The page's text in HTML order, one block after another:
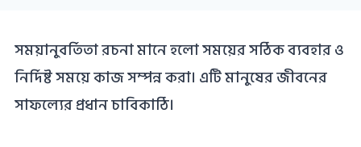
সময়ানুবর্তিতা রচনা মানে হলো সময়ের সঠিক ব্যবহার ও
নির্দিষ্ট সময়ে কাজ সম্পন্ন করা। এটি মানুষের জীবনের
সাফল্যের প্রধান চাবিকাঠি।